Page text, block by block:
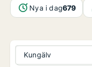
Nya i dag679
Kungälv